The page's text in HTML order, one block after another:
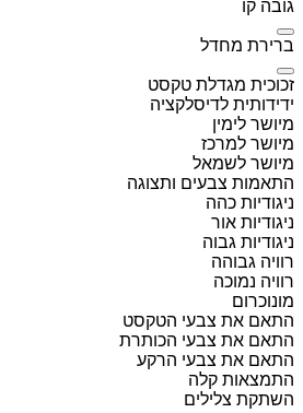
גובה קו
ברירת מחדל
זכוכית מגדלת טקסט
ידידותית לדיסלקציה
מיושר לימין
מיושר למרכז
מיושר לשמאל
התאמות צבעים ותצוגה
ניגודיות כהה
ניגודיות אור
ניגודיות גבוה
רוויה גבוהה
רוויה נמוכה
מונוכרום
התאם את צבעי הטקסט
התאם את צבעי הכותרת
התאם את צבעי הרקע
התמצאות קלה
השתקת צלילים